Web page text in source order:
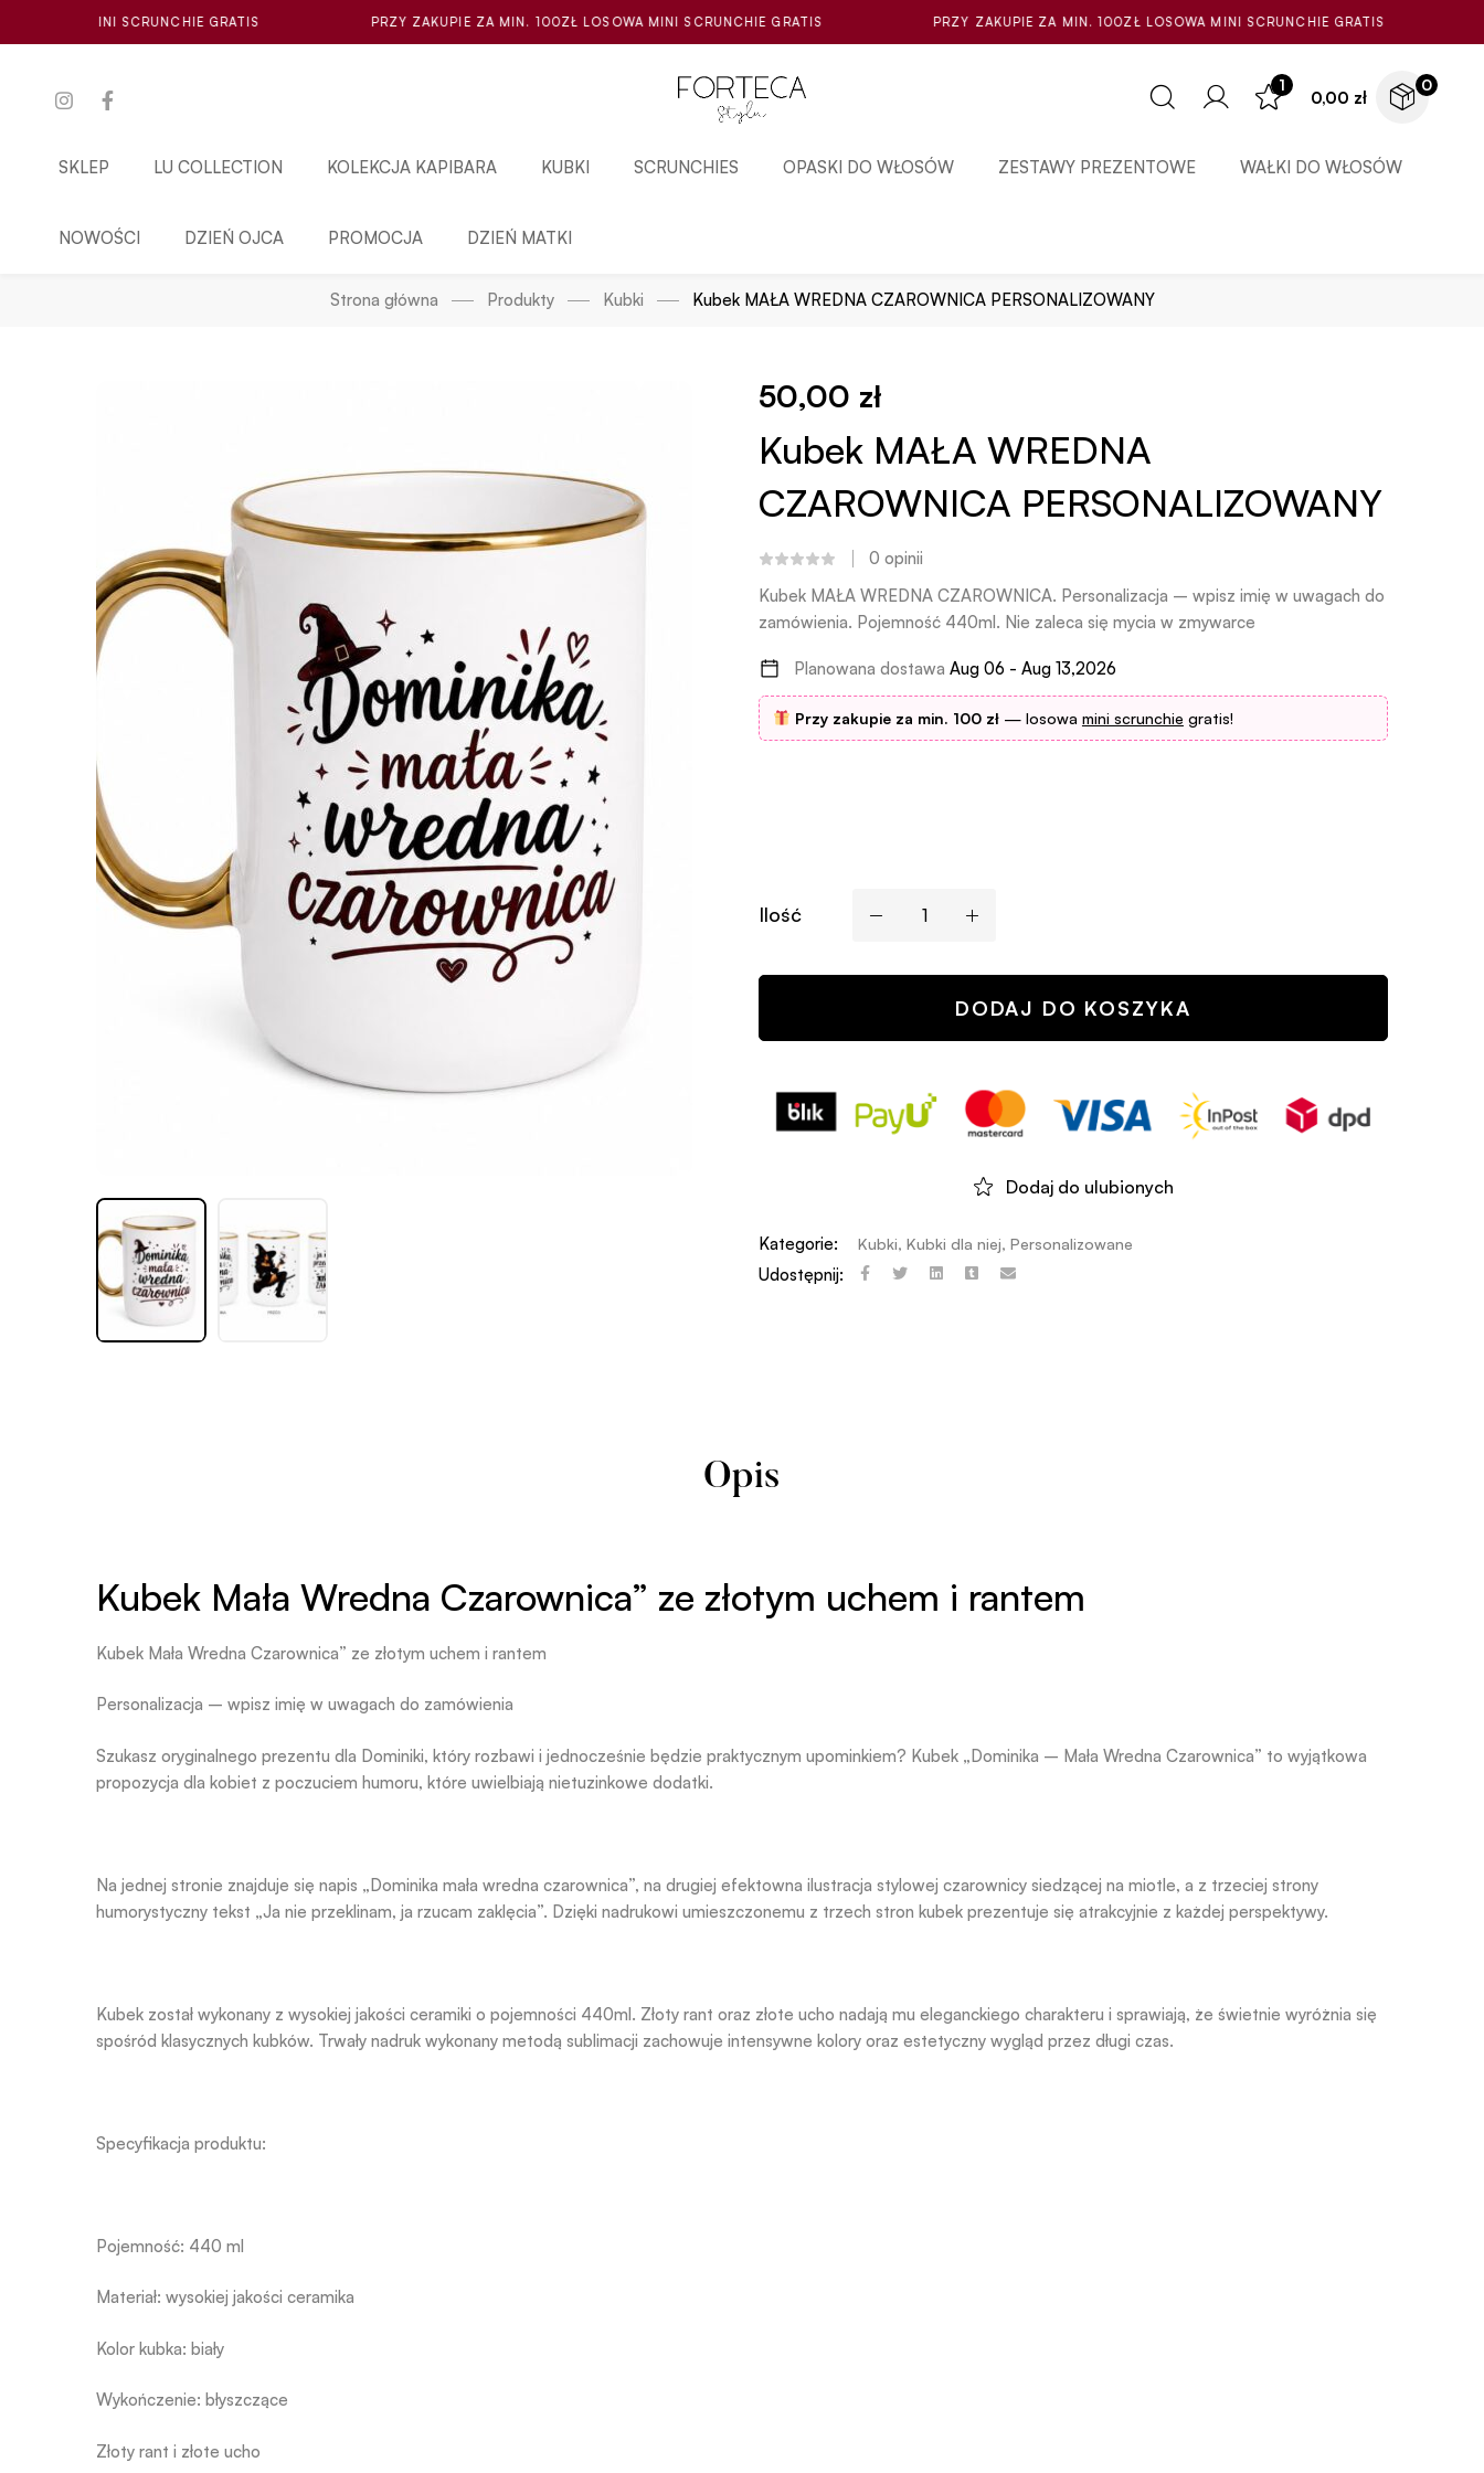
PRZY ZAKUPIE ZA MIN. 100ZŁ LOSOWA MINI SCRUNCHIE GRATIS PRZY ZAKUPIE ZA MIN. 100ZŁ LOSOWA MINI SCRUNCHIE GRATIS
1
0,00 zł
0
SKLEP LU COLLECTION KOLEKCJA KAPIBARA KUBKI SCRUNCHIES OPASKI DO WŁOSÓW ZESTAWY PREZENTOWE WAŁKI DO WŁOSÓW
NOWOŚCI DZIEŃ OJCA PROMOCJA DZIEŃ MATKI
Strona główna Produkty Kubki Kubek MAŁA WREDNA CZAROWNICA PERSONALIZOWANY
50,00 zł
Kubek MAŁA WREDNA
CZAROWNICA PERSONALIZOWANY
0 opinii
Kubek MAŁA WREDNA CZAROWNICA. Personalizacja – wpisz imię w uwagach do
zamówienia. Pojemność 440ml. Nie zaleca się mycia w zmywarce
Planowana dostawa Aug 06 - Aug 13,2026
Przy zakupie za min. 100 zł— losowa mini scrunchie gratis!
Ilość
DODAJ DO KOSZYKA
Dodaj do ulubionych
Kategorie: Kubki, Kubki dla niej, Personalizowane
Udostępnij:
Opis
Kubek Mała Wredna Czarownica” ze złotym uchem i rantem
Kubek Mała Wredna Czarownica” ze złotym uchem i rantem
Personalizacja – wpisz imię w uwagach do zamówienia
Szukasz oryginalnego prezentu dla Dominiki, który rozbawi i jednocześnie będzie praktycznym upominkiem? Kubek „Dominika – Mała Wredna Czarownica” to wyjątkowa
propozycja dla kobiet z poczuciem humoru, które uwielbiają nietuzinkowe dodatki.
Na jednej stronie znajduje się napis „Dominika mała wredna czarownica”, na drugiej efektowna ilustracja stylowej czarownicy siedzącej na miotle, a z trzeciej strony
humorystyczny tekst „Ja nie przeklinam, ja rzucam zaklęcia”. Dzięki nadrukowi umieszczonemu z trzech stron kubek prezentuje się atrakcyjnie z każdej perspektywy.
Kubek został wykonany z wysokiej jakości ceramiki o pojemności 440ml. Złoty rant oraz złote ucho nadają mu eleganckiego charakteru i sprawiają, że świetnie wyróżnia się
spośród klasycznych kubków. Trwały nadruk wykonany metodą sublimacji zachowuje intensywne kolory oraz estetyczny wygląd przez długi czas.
Specyfikacja produktu:
Pojemność: 440 ml
Materiał: wysokiej jakości ceramika
Kolor kubka: biały
Wykończenie: błyszczące
Złoty rant i złote ucho